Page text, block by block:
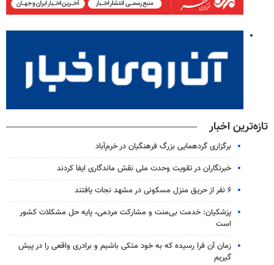
تازه‌ترین اخبار
برگزاری گردهمایی بزرگ فرهنگیان در خرم‌آباد
خبرنگاران در تقویت وحدت ملی نقش ماندگاری ایفا کردند
۶ نفر از حریق منزل مسکونی در مشهد نجات یافتند
پزشکیان: خدمت بی‌منت و مشارکت مردمی، پایه حل مشکلات کشور
است
زمان آن فرا رسیده که به خود متکی باشیم و برادری واقعی را در پیش
گیریم